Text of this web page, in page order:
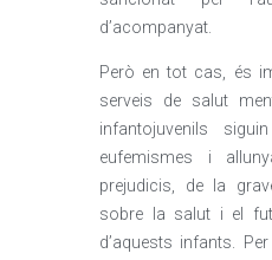
d’acompanyat.
Però en tot cas, és
serveis de salut
infantojuvenils
eufemismes i
prejudicis, de la
sobre la salut i el
d’aquests infants.